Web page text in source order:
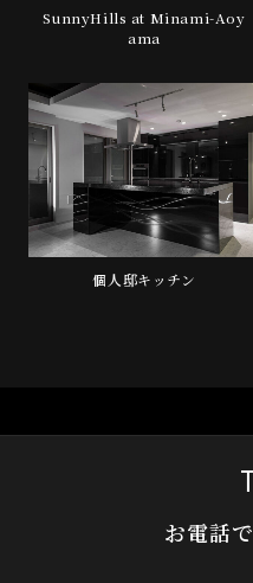
SunnyHills at Minami-Aoy
ama
個人邸キッチン
お電話